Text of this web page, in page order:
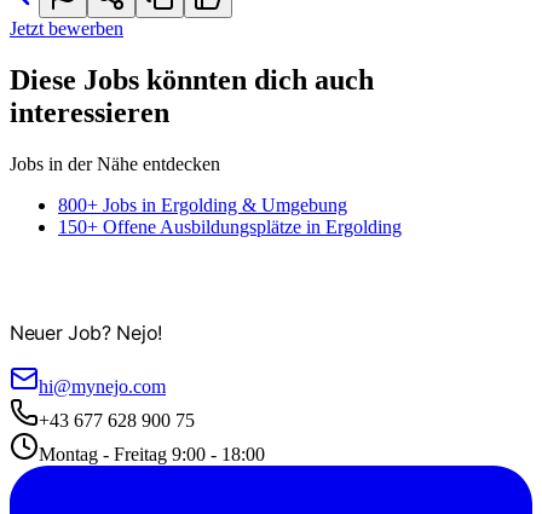
Jetzt bewerben
Diese Jobs könnten dich auch
interessieren
Jobs in der Nähe entdecken
800+ Jobs in Ergolding & Umgebung
150+ Offene Ausbildungsplätze in Ergolding
Neuer Job? Nejo!
hi@mynejo.com
+43 677 628 900 75
Montag - Freitag 9:00 - 18:00